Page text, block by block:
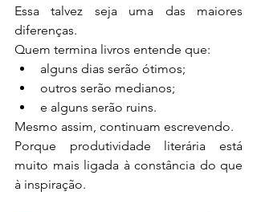
Essa talvez seja uma das maiores
diferenças.
Quem termina livros entende que:
alguns dias serão ótimos;
outros serão medianos;
e alguns serão ruins.
Mesmo assim, continuam escrevendo.
Porque produtividade literária está
muito mais ligada à constância do que
à inspiração.